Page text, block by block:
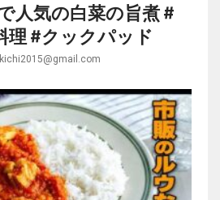
人気の白菜の旨煮 #
理 #クックパッド